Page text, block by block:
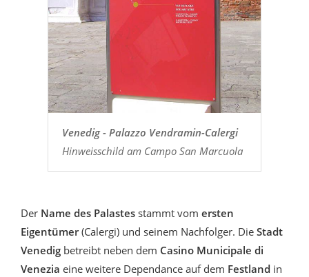
Venedig - Palazzo Vendramin-Calergi
Hinweisschild am Campo San Marcuola
Der Name des Palastes stammt vom ersten
Eigentümer(Calergi) und seinem Nachfolger. Die Stadt
Venedig betreibt neben dem Casino Municipale di
Venezia eine weitere Dependance auf dem Festland in